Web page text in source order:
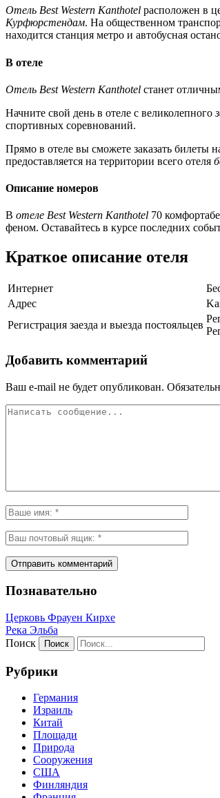
Отель Best Western Kanthotel расположен в
Курфюрстендам. На общественном
находится станция метро и автобусная
В отеле
Отель Best Western Kanthotel станет
Начните свой день в отеле с великолепного
спортивных соревнований.
Прямо в отеле вы сможете заказать билеты
предоставляется на территории всего отеля
Описание номеров
В отеле Best Western Kanthotel 70
феном. Оставайтесь в курсе последних
Краткое описание отеля
Интернет
Адрес
Регистрация заезда и выезда постояльцев
Добавить комментарий
Ваш e-mail не будет опубликован.
Познавательно
Церковь Фрауен Кирхе
Река Эльба
Поиск
Рубрики
Германия
Израиль
Китай
Площади
Природа
Сооружения
США
Финляндия